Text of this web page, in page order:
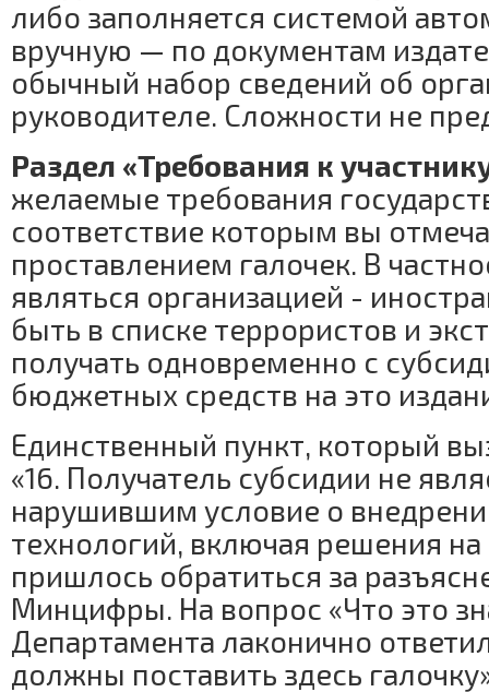
либо заполняется системой
вручную — по документам
обычный набор сведений об
руководителе. Сложности не
Раздел «Требования к
желаемые требования
соответствие которым вы
проставлением галочек. В
являться организацией -
быть в списке террористов и
получать одновременно с
бюджетных средств на это
Единственный пункт, который
«16. Получатель субсидии не
нарушившим условие о
технологий, включая решения на
пришлось обратиться за
Минцифры. На вопрос «Что это
Департамента лаконично
должны поставить здесь